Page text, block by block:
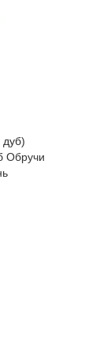
дуб)
Обручи